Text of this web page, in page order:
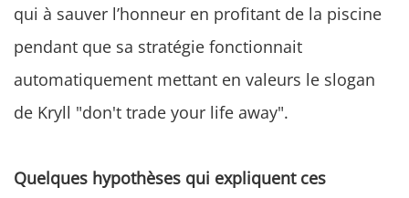
qui à sauver l’honneur en profitant de la piscine
pendant que sa stratégie fonctionnait
automatiquement mettant en valeurs le slogan
de Kryll "don't trade your life away".
Quelques hypothèses qui expliquent ces